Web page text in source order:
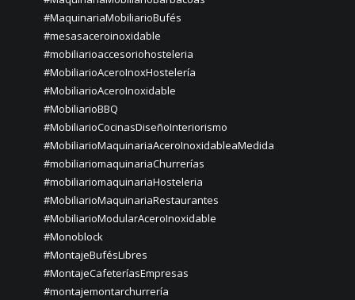
#MaquinariaMobiliarioBufés
#mesasaceroinoxidable
#mobiliarioaccesoriohosteleria
#MobiliarioAceroInoxHostelería
#MobiliarioAceroInoxidable
#MobiliarioBBQ
#MobiliarioCocinasDiseñoInteriorismo
#MobiliarioMaquinariaAceroInoxidableaMedida
#mobiliariomaquinariaChurrerías
#mobiliariomaquinariaHosteleria
#MobiliarioMaquinariaRestaurantes
#MobiliarioModularAceroInoxidable
#Monoblock
#MontajeBufésLibres
#MontajeCafeteríasEmpresas
#montajemontarchurrería